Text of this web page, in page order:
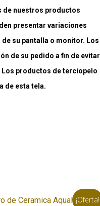
de nuestros productos
presentar variaciones
su pantalla o monitor. Los
de su pedido a fin de evitar
productos de terciopelo
de esta tela.
¡Oferta!